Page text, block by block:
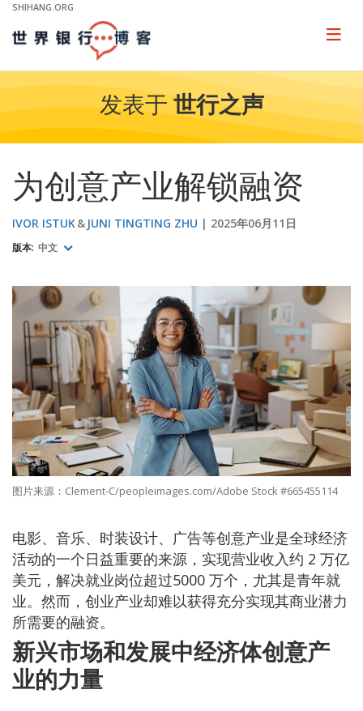
Skip
Main
Navigation
SHIHANG.ORG
Page
发表于 世行之声
为创意产业解锁融资
IVOR ISTUK JUNI TINGTING ZHU 2025年06月11日
版本: 中文
图片来源：Clement-C/peopleimages.com/Adobe Stock #665455114
电影、音乐、时装设计、广告等创意产业是全球经济
活动的一个日益重要的来源，实现营业收入约 2 万亿
美元，解决就业岗位超过5000 万个，尤其是青年就
业。然而，创业产业却难以获得充分实现其商业潜力
所需要的融资。
新兴市场和发展中经济体创意产
业的力量